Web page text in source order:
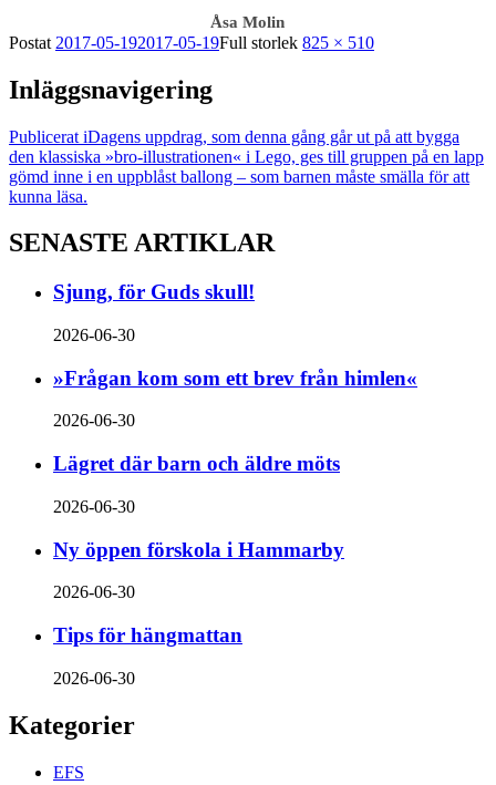
Åsa Molin
Postat 2017-05-192017-05-19Full storlek 825 × 510
Inläggsnavigering
Publicerat iDagens uppdrag, som denna gång går ut på att bygga
den klassiska »bro-illustrationen« i Lego, ges till gruppen på en lapp
gömd inne i en uppblåst ballong – som barnen måste smälla för att
kunna läsa.
SENASTE ARTIKLAR
Sjung, för Guds skull!
2026-06-30
»Frågan kom som ett brev från himlen«
2026-06-30
Lägret där barn och äldre möts
2026-06-30
Ny öppen förskola i Hammarby
2026-06-30
Tips för hängmattan
2026-06-30
Kategorier
EFS